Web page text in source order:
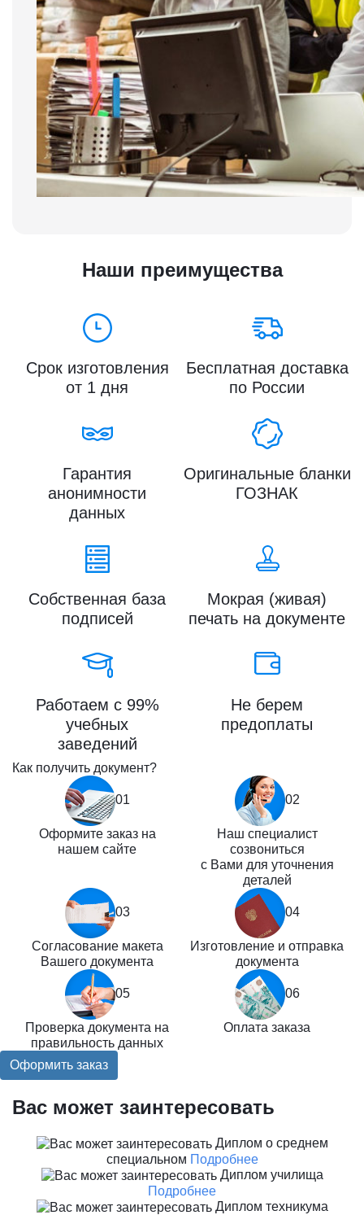
Наши преимущества
Срок изготовления
от 1 дня
Бесплатная доставка
по России
Гарантия
анонимности
данных
Оригинальные бланки
ГОЗНАК
Собственная база
подписей
Мокрая (живая)
печать на документе
Работаем с 99%
учебных
заведений
Не берем
предоплаты
Как получить документ?
01
Оформите заказ на
нашем сайте
02
Наш специалист
созвониться
с Вами для уточнения
деталей
03
Согласование макета
Вашего документа
04
Изготовление и отправка
документа
05
Проверка документа на
правильность данных
06
Оплата заказа
Оформить заказ
Вас может заинтересовать
Диплом о среднем
специальном Подробнее
Диплом училища
Подробнее
Диплом техникума